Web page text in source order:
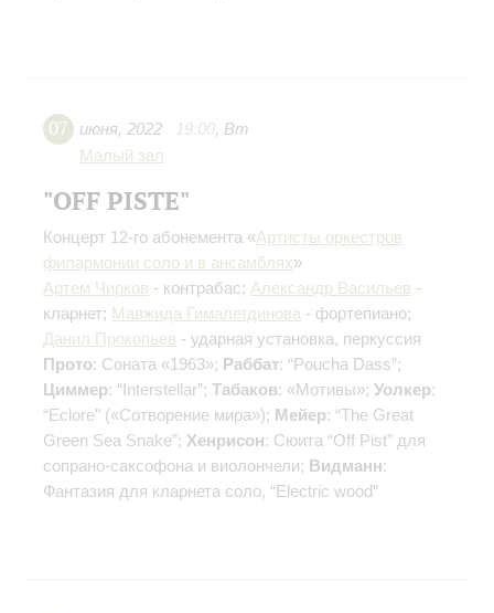
07 июня, 2022 19:00, Вт
Малый зал
"OFF PISTE"
Концерт 12-го абонемента «Артисты оркестров
филармонии соло и в ансамблях»
Артем Чирков - контрабас; Александр Васильев -
кларнет; Мавжида Гималетдинова - фортепиано;
Данил Прокопьев - ударная установка, перкуссия
Прото: Соната «1963»; Раббат: “Poucha Dass”;
Циммер: “Interstellar”; Табаков: «Мотивы»; Уолкер:
“Eclore” («Сотворение мира»); Мейер: “The Great
Green Sea Snake”; Хенрисон: Сюита “Off Pist” для
сопрано-саксофона и виолончели; Видманн:
Фантазия для кларнета соло, “Electric wood”